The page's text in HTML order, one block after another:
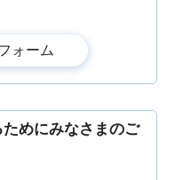
めにみなさまのご